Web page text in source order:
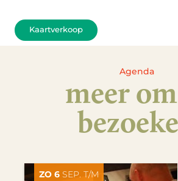
Kaartverkoop
Agenda
meer
ZO 6 SEP. T/M